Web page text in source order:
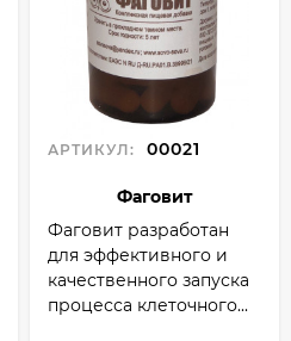
АРТИКУЛ: 00021
Фаговит
Фаговит разработан
для эффективного и
качественного запуска
процесса клеточного...